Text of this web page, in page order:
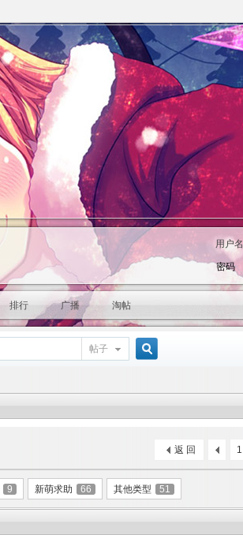
用户名
密码
排行 广播 淘帖
帖子
1
返 回
9 新萌求助 66 其他类型 51